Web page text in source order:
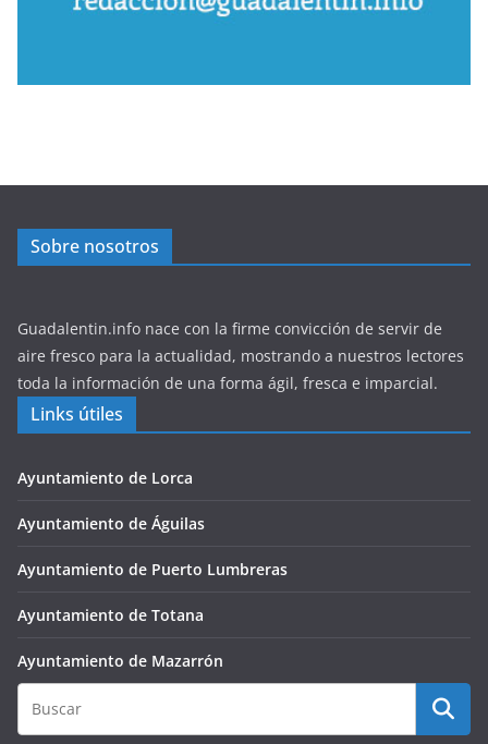
Sobre nosotros
Guadalentin.info nace con la firme convicción de servir de
aire fresco para la actualidad, mostrando a nuestros lectores
toda la información de una forma ágil, fresca e imparcial.
Links útiles
Ayuntamiento de Lorca
Ayuntamiento de Águilas
Ayuntamiento de Puerto Lumbreras
Ayuntamiento de Totana
Ayuntamiento de Mazarrón